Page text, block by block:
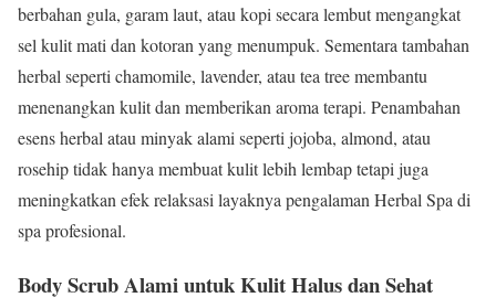
berbahan gula, garam laut, atau kopi secara lembut mengangkat
sel kulit mati dan kotoran yang menumpuk. Sementara tambahan
herbal seperti chamomile, lavender, atau tea tree membantu
menenangkan kulit dan memberikan aroma terapi. Penambahan
esens herbal atau minyak alami seperti jojoba, almond, atau
rosehip tidak hanya membuat kulit lebih lembap tetapi juga
meningkatkan efek relaksasi layaknya pengalaman Herbal Spa di
spa profesional.
Body Scrub Alami untuk Kulit Halus dan Sehat